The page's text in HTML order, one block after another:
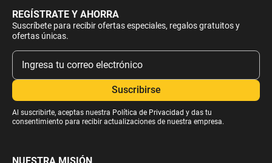
REGÍSTRATE Y AHORRA
Suscríbete para recibir ofertas especiales, regalos gratuitos y
ofertas únicas.
Al suscribirte, aceptas nuestra Política de Privacidad y das tu
consentimiento para recibir actualizaciones de nuestra empresa.